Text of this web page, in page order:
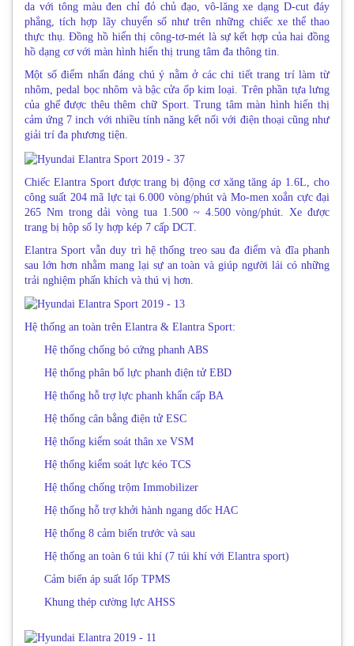
da với tông màu đen chỉ đỏ chủ đạo, vô-lăng xe dạng D-cut đáy
phẳng, tích hợp lãy chuyển số như trên những chiếc xe thể thao
thực thụ. Đồng hồ hiển thị công-tơ-mét là sự kết hợp của hai đồng
hồ dạng cơ với màn hình hiển thị trung tâm đa thông tin.
Một số điểm nhấn đáng chú ý nằm ở các chi tiết trang trí làm từ
nhôm, pedal bọc nhôm và bậc cửa ốp kim loại. Trên phần tựa lưng
của ghế được thêu thêm chữ Sport. Trung tâm màn hình hiển thị
cảm ứng 7 inch với nhiều tính năng kết nối với điện thoại cũng như
giải trí đa phương tiện.
Chiếc Elantra Sport được trang bị động cơ xăng tăng áp 1.6L, cho
công suất 204 mã lực tại 6.000 vòng/phút và Mo-men xoắn cực đại
265 Nm trong dải vòng tua 1.500 ~ 4.500 vòng/phút. Xe được
trang bị hộp số ly hợp kép 7 cấp DCT.
Elantra Sport vẫn duy trì hệ thống treo sau đa điểm và đĩa phanh
sau lớn hơn nhằm mang lại sự an toàn và giúp người lái có những
trải nghiệm phấn khích và thú vị hơn.
Hệ thống an toàn trên Elantra & Elantra Sport:
Hệ thống chống bó cứng phanh ABS
Hệ thống phân bố lực phanh điện tử EBD
Hệ thống hỗ trợ lực phanh khẩn cấp BA
Hệ thống cân bằng điện tử ESC
Hệ thống kiểm soát thân xe VSM
Hệ thống kiểm soát lực kéo TCS
Hệ thống chống trộm Immobilizer
Hệ thống hỗ trợ khởi hành ngang dốc HAC
Hệ thống 8 cảm biến trước và sau
Hệ thống an toàn 6 túi khí (7 túi khí với Elantra sport)
Cảm biến áp suất lốp TPMS
Khung thép cường lực AHSS